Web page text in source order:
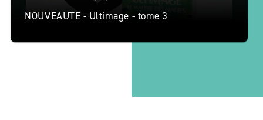
NOUVEAUTE - Ultimage - tome 3